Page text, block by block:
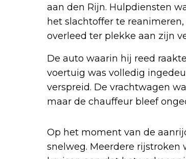
aan den Rijn. Hulpdiensten
het slachtoffer te
overleed ter plekke aan zijn
De auto waarin hij reed
voertuig was volledig
verspreid. De vrachtwagen
maar de chauffeur bleef
Op het moment van de
snelweg. Meerdere rijstroken